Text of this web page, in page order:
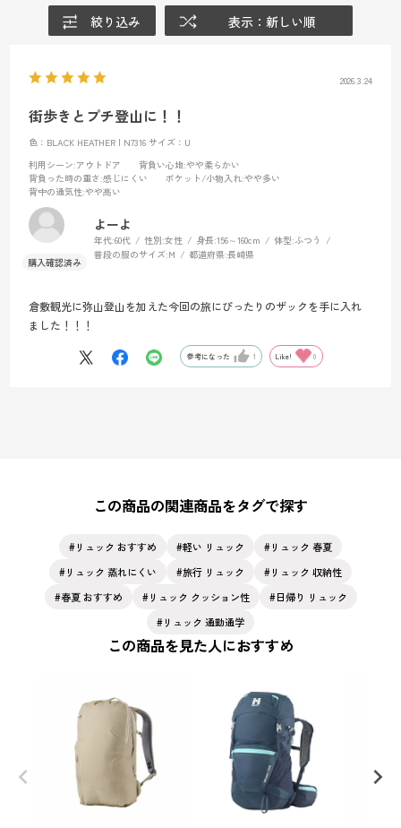
絞り込み 表示：新しい順
2026.3.24
街歩きとプチ登山に！！
色：BLACK HEATHER | N7316 サイズ：U
利用シーン:アウトドア 背負い心地:やや柔らかい
背負った時の重さ:感じにくい ポケット/小物入れ:やや多い
背中の通気性:やや高い
よーよ
年代:60代 性別:女性 身長:156～160cm 体型:ふつう
普段の服のサイズ:M 都道府県:長崎県
倉敷観光に弥山登山を加えた今回の旅にぴったりのザックを手に入れ
ました！！！
参考になった 1 Like! 0
この商品の関連商品をタグで探す
リュック おすすめ 軽い リュック
リュック 春夏
リュック 蒸れにくい
旅行 リュック
リュック 収納性
春夏 おすすめ
リュック クッション性
日帰り リュック
リュック 通勤通学
この商品を見た人におすすめ